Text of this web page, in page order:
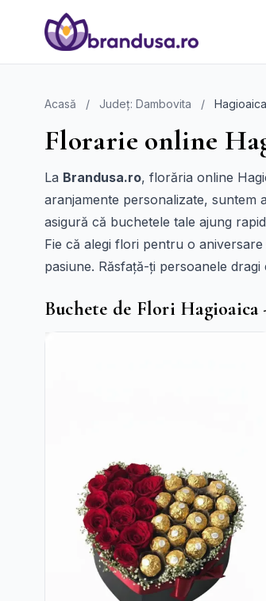
Acasă / Județ: Dambovita / Hagioaica
Florarie online
La Brandusa.ro, florăria online
aranjamente personalizate, suntem
asigură că buchetele tale ajung
Fie că alegi flori pentru o
pasiune. Răsfață-ți persoanele
Buchete de Flori Hagioaica